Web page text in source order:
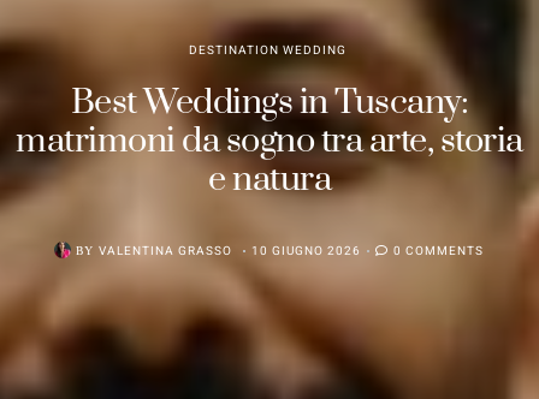
DESTINATION WEDDING
Best Weddings in Tuscany:
matrimoni da sogno tra arte, storia
e natura
BY VALENTINA GRASSO 10 GIUGNO 2026 0 COMMENTS